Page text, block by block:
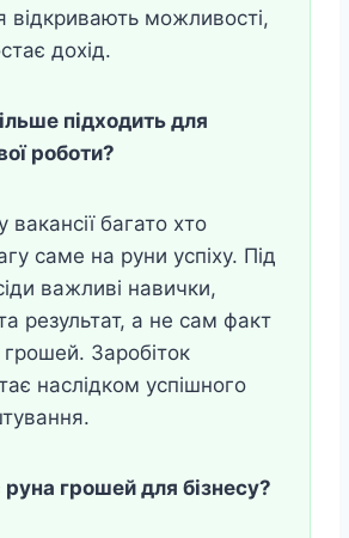
відкривають можливості,
дохід.
підходить для
роботи?
багато хто
саме на руни успіху. Під
важливі навички,
результат, а не сам факт
Заробіток
наслідком успішного
грошей для бізнесу?